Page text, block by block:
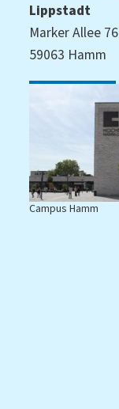
Lippstadt
Marker Allee
59063 Hamm
Campus Hamm